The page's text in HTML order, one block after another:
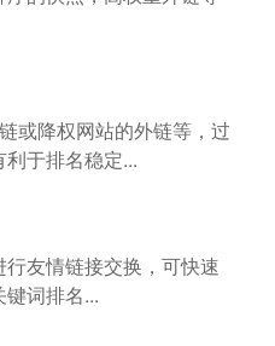
或降权网站的外链等，过
于排名稳定...
友情链接交换，可快速
词排名...